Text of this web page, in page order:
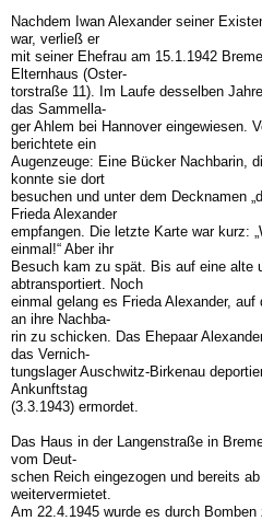
Nachdem Iwan Alexander seiner
war, verließ er
mit seiner Ehefrau am 15.1.1942
Elternhaus (Oster-
torstraße 11). Im Laufe desselben
das Sammella-
ger Ahlem bei Hannover eingewiesen.
berichtete ein
Augenzeuge: Eine Bücker Nachbarin,
konnte sie dort
besuchen und unter dem Decknamen
Frieda Alexander
empfangen. Die letzte Karte war kurz:
einmal!“ Aber ihr
Besuch kam zu spät. Bis auf eine alte
abtransportiert. Noch
einmal gelang es Frieda Alexander,
an ihre Nachba-
rin zu schicken. Das Ehepaar
das Vernich-
tungslager Auschwitz-Birkenau
Ankunftstag
(3.3.1943) ermordet.
Das Haus in der Langenstraße in
vom Deut-
schen Reich eingezogen und bereits
weitervermietet.
Am 22.4.1945 wurde es durch Bomben